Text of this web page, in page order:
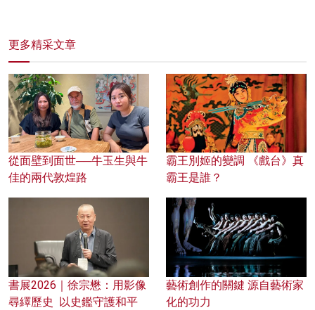
更多精采文章
從面壁到面世──牛玉生與牛
佳的兩代敦煌路
霸王別姬的變調 《戲台》真
霸王是誰？
書展2026｜徐宗懋：用影像
尋繹歷史 以史鑑守護和平
藝術創作的關鍵 源自藝術家
化的功力